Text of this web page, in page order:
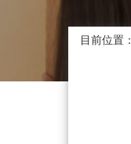
目前位置：